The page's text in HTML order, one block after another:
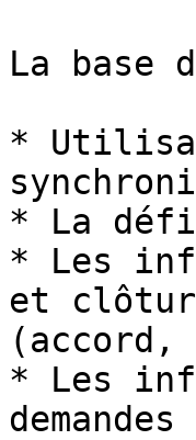
La base
*
* La
* Les
et
(accord,
* Les